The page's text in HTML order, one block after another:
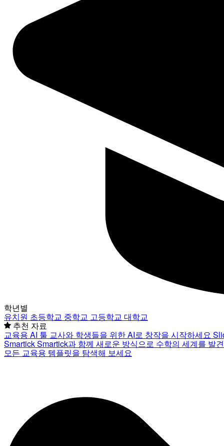
학년별
유치원 초등학교 중학교 고등학교 대학교
추천 자료
교육용 AI 툴 교사와 학생들을 위한 AI로 창작을 시작하세요
SmartickSmartick과 함께 새로운 방식으로 수학의 세계를 발
모든 교육용 템플릿을 탐색해 보세요